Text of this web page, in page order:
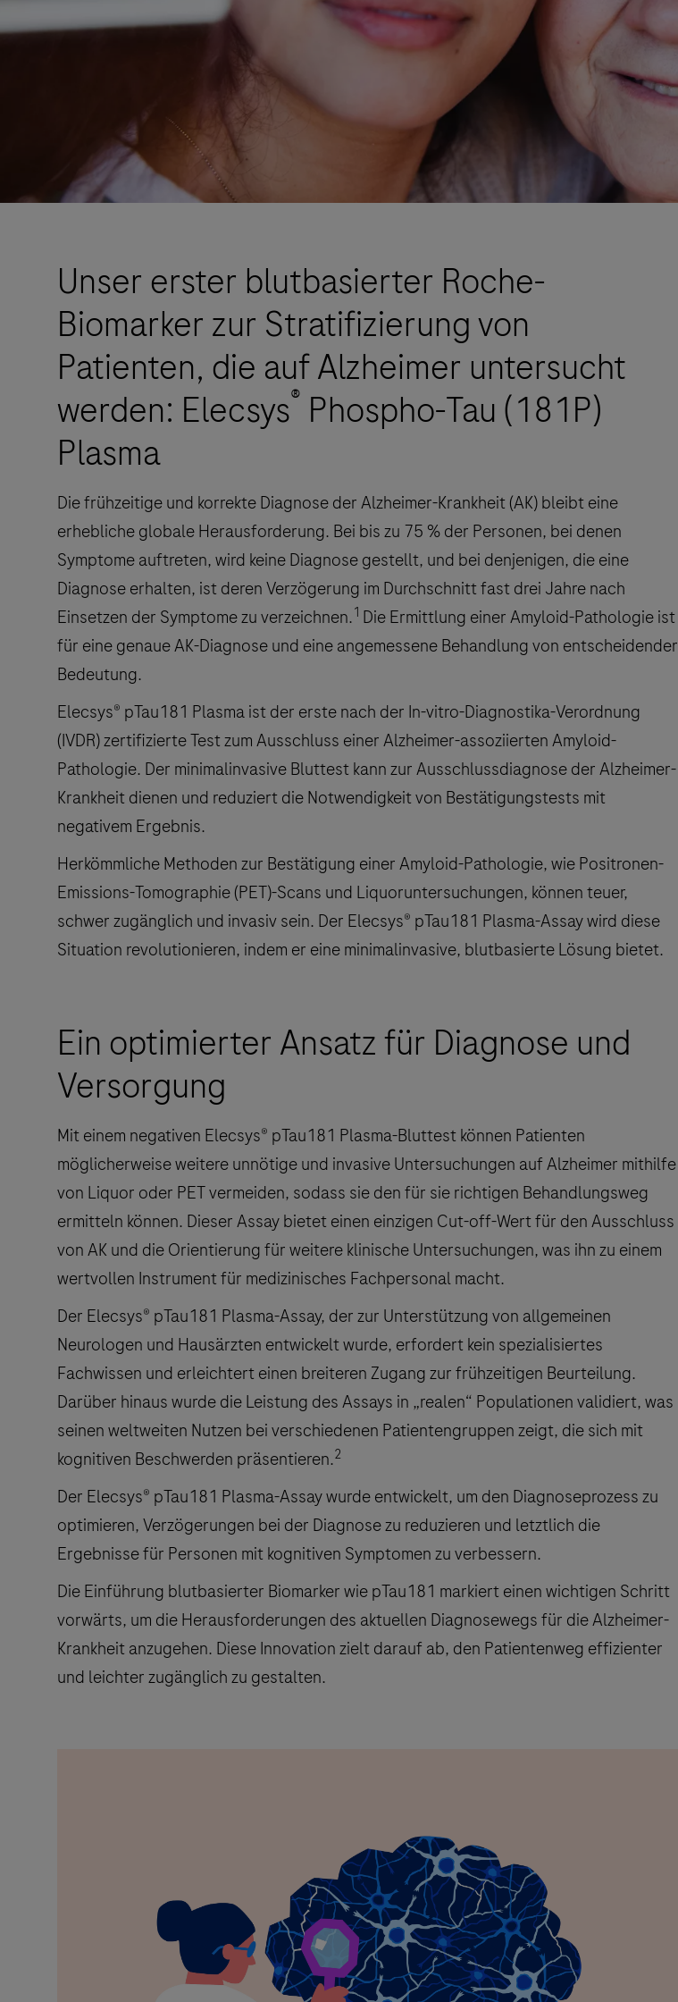
Unser erster blutbasierter Roche-
Biomarker zur Stratifizierung von
Patienten, die auf Alzheimer untersucht
werden: Elecsys® Phospho-Tau (181P)
Plasma
Die frühzeitige und korrekte Diagnose der Alzheimer-Krankheit (AK) bleibt eine
erhebliche globale Herausforderung. Bei bis zu 75 % der Personen, bei denen
Symptome auftreten, wird keine Diagnose gestellt, und bei denjenigen, die eine
Diagnose erhalten, ist deren Verzögerung im Durchschnitt fast drei Jahre nach
Einsetzen der Symptome zu verzeichnen.1 Die Ermittlung einer Amyloid-Pathologie ist
für eine genaue AK-Diagnose und eine angemessene Behandlung von entscheidender
Bedeutung.
Elecsys® pTau181 Plasma ist der erste nach der In-vitro-Diagnostika-Verordnung
(IVDR) zertifizierte Test zum Ausschluss einer Alzheimer-assoziierten Amyloid-
Pathologie. Der minimalinvasive Bluttest kann zur Ausschlussdiagnose der Alzheimer-
Krankheit dienen und reduziert die Notwendigkeit von Bestätigungstests mit
negativem Ergebnis.
Herkömmliche Methoden zur Bestätigung einer Amyloid-Pathologie, wie Positronen-
Emissions-Tomographie (PET)-Scans und Liquoruntersuchungen, können teuer,
schwer zugänglich und invasiv sein. Der Elecsys® pTau181 Plasma-Assay wird diese
Situation revolutionieren, indem er eine minimalinvasive, blutbasierte Lösung bietet.
Ein optimierter Ansatz für Diagnose und
Versorgung
Mit einem negativen Elecsys® pTau181 Plasma-Bluttest können Patienten
möglicherweise weitere unnötige und invasive Untersuchungen auf Alzheimer mithilfe
von Liquor oder PET vermeiden, sodass sie den für sie richtigen Behandlungsweg
ermitteln können. Dieser Assay bietet einen einzigen Cut-off-Wert für den Ausschluss
von AK und die Orientierung für weitere klinische Untersuchungen, was ihn zu einem
wertvollen Instrument für medizinisches Fachpersonal macht.
Der Elecsys® pTau181 Plasma-Assay, der zur Unterstützung von allgemeinen
Neurologen und Hausärzten entwickelt wurde, erfordert kein spezialisiertes
Fachwissen und erleichtert einen breiteren Zugang zur frühzeitigen Beurteilung.
Darüber hinaus wurde die Leistung des Assays in „realen“ Populationen validiert, was
seinen weltweiten Nutzen bei verschiedenen Patientengruppen zeigt, die sich mit
kognitiven Beschwerden präsentieren.2
Der Elecsys® pTau181 Plasma-Assay wurde entwickelt, um den Diagnoseprozess zu
optimieren, Verzögerungen bei der Diagnose zu reduzieren und letztlich die
Ergebnisse für Personen mit kognitiven Symptomen zu verbessern.
Die Einführung blutbasierter Biomarker wie pTau181 markiert einen wichtigen Schritt
vorwärts, um die Herausforderungen des aktuellen Diagnosewegs für die Alzheimer-
Krankheit anzugehen. Diese Innovation zielt darauf ab, den Patientenweg effizienter
und leichter zugänglich zu gestalten.